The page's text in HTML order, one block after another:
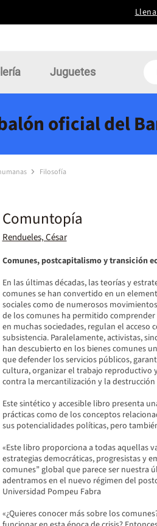
Juguetes
oficial del
Filosofía
Comuntopía
Rendueles, César
Comunes, postcapitalismo y transición
En las últimas décadas, las teorías y
comunes se han convertido en un
sociales como de numerosos
de los comunes ha permitido
en muchas sociedades, regulan el acceso
subsistencia. Paralelamente, activistas,
han descubierto en los bienes comunes
que defender los servicios públicos,
cultura, organizar el trabajo reproductivo
contra la mercantilización y la destrucción
Este sintético y accesible libro presenta
prácticas como de los conceptos
sus potencialidades políticas, pero
«Este libro proporciona a todas aquellas
estrategias democráticas, progresistas y
comunes” global que parece ser nuestra
adentramos en el nuevo régimen del
Universidad Pompeu Fabra
«¿Quieres conocer más sobre los